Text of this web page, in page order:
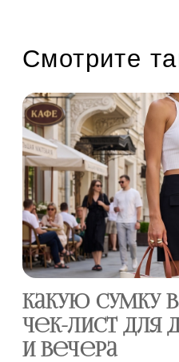
Смотрите
Какую сумку
чек-лист для
и вечера